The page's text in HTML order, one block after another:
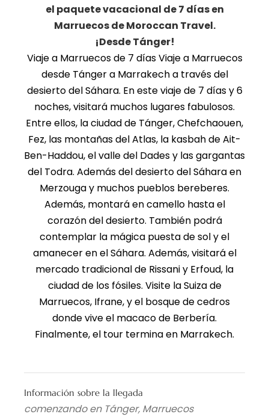
el paquete vacacional de 7 días en
Marruecos de Moroccan Travel.
¡Desde Tánger!
Viaje a Marruecos de 7 días Viaje a Marruecos
desde Tánger a Marrakech a través del
desierto del Sáhara. En este viaje de 7 días y 6
noches, visitará muchos lugares fabulosos.
Entre ellos, la ciudad de Tánger, Chefchaouen,
Fez, las montañas del Atlas, la kasbah de Ait-
Ben-Haddou, el valle del Dades y las gargantas
del Todra. Además del desierto del Sáhara en
Merzouga y muchos pueblos bereberes.
Además, montará en camello hasta el
corazón del desierto. También podrá
contemplar la mágica puesta de sol y el
amanecer en el Sáhara. Además, visitará el
mercado tradicional de Rissani y Erfoud, la
ciudad de los fósiles. Visite la Suiza de
Marruecos, Ifrane, y el bosque de cedros
donde vive el macaco de Berbería.
Finalmente, el tour termina en Marrakech.
Información sobre la llegada
comenzando en Tánger, Marruecos